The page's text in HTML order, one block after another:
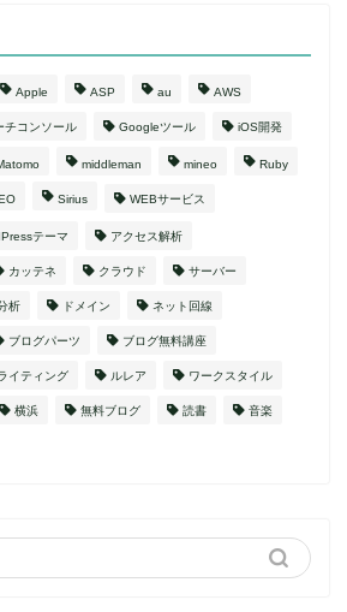
Apple ASP au AWS
チコンソール Googleツール iOS開発
middleman mineo Ruby
Sirius WEBサービス
テーマ アクセス解析
カッテネ クラウド サーバー
析 ドメイン ネット回線
ブログパーツ ブログ無料講座
イティング ルレア ワークスタイル
横浜 無料ブログ 読書 音楽